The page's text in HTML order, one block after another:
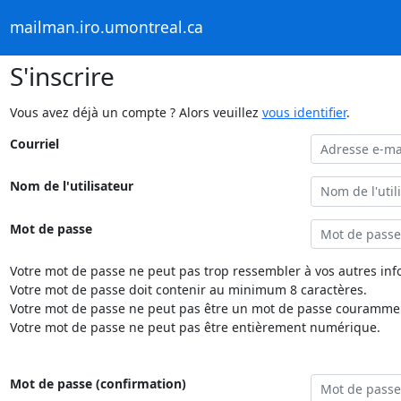
mailman.iro.umontreal.ca
S'inscrire
Vous avez déjà un compte ? Alors veuillez vous identifier.
Courriel
Nom de l'utilisateur
Mot de passe
Votre mot de passe ne peut pas trop ressembler à vos autres
Votre mot de passe doit contenir au minimum 8 caractères.
Votre mot de passe ne peut pas être un mot de passe
Votre mot de passe ne peut pas être entièrement numérique.
Mot de passe (confirmation)